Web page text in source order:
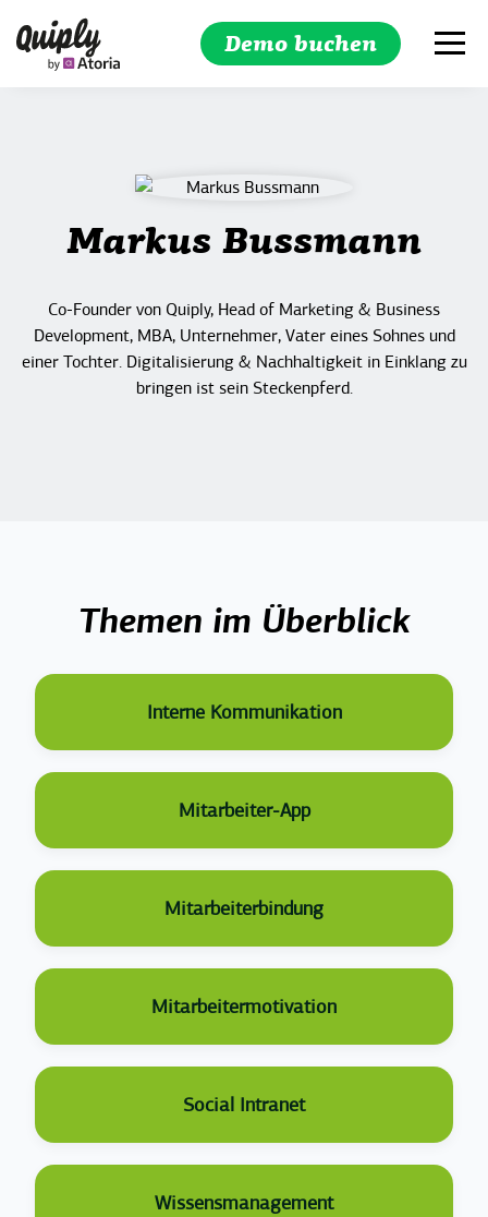
Demo buchen
Markus Bussmann
Co-Founder von Quiply, Head of Marketing & Business
Development, MBA, Unternehmer, Vater eines Sohnes und
einer Tochter. Digitalisierung & Nachhaltigkeit in Einklang zu
bringen ist sein Steckenpferd.
Themen im Überblick
Interne Kommunikation
Mitarbeiter-App
Mitarbeiterbindung
Mitarbeitermotivation
Social Intranet
Wissensmanagement